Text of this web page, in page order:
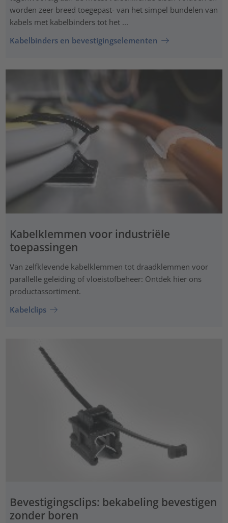
worden zeer breed toegepast- van het simpel bundelen van
kabels met kabelbinders tot het ...
Kabelbinders en bevestigingselementen
Kabelklemmen voor industriële
toepassingen
Van zelfklevende kabelklemmen tot draadklemmen voor
parallelle geleiding of vloeistofbeheer: Ontdek hier ons
productassortiment.
Kabelclips
Bevestigingsclips: bekabeling bevestigen
zonder boren